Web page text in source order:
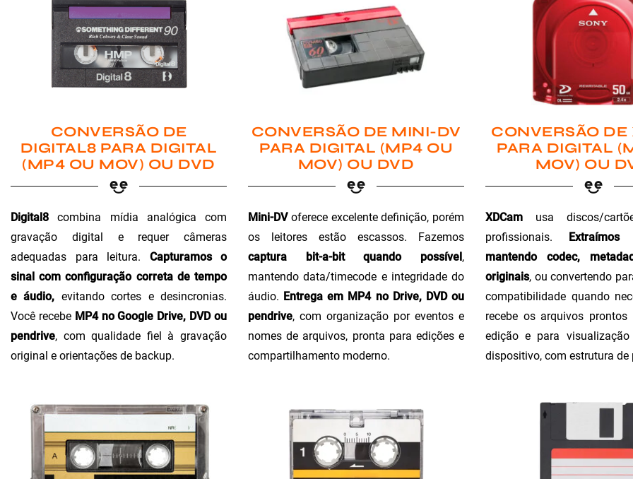
CONVERSÃO DE
DIGITAL8 PARA DIGITAL
(MP4 OU MOV) OU DVD
Digital8 combina mídia analógica com
gravação digital e requer câmeras
adequadas para leitura. Capturamos o
sinal com configuração correta de tempo
e áudio, evitando cortes e desincronias.
Você recebe MP4 no Google Drive, DVD ou
pendrive, com qualidade fiel à gravação
original e orientações de backup.
CONVERSÃO DE MINI-DV
PARA DIGITAL (MP4 OU
MOV) OU DVD
Mini-DVoferece excelente definição, porém
os leitores estão escassos. Fazemos
captura bit-a-bit quando possível,
mantendo data/timecode e integridade do
áudio. Entrega em MP4 no Drive, DVD ou
pendrive, com organização por eventos e
nomes de arquivos, pronta para edições e
compartilhamento moderno.
CONVERSÃO
PARA DIGITAL
MOV) OU
XDCam usa discos/
profissionais.
mantendo codec,
originais, ou convertendo
compatibilidade quando
recebe os arquivos
edição e para
dispositivo, com estrutura